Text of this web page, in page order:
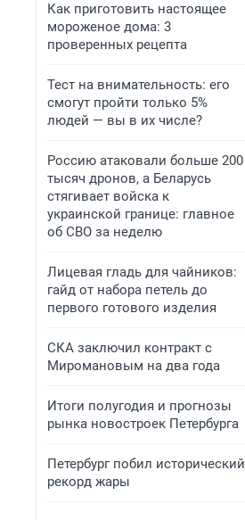
Как приготовить настоящее
мороженое дома: 3
проверенных рецепта
Тест на внимательность: его
смогут пройти только 5%
людей — вы в их числе?
Россию атаковали больше 200
тысяч дронов, а Беларусь
стягивает войска к
украинской границе: главное
об СВО за неделю
Лицевая гладь для чайников:
гайд от набора петель до
первого готового изделия
СКА заключил контракт с
Миромановым на два года
Итоги полугодия и прогнозы
рынка новостроек Петербурга
Петербург побил исторический
рекорд жары